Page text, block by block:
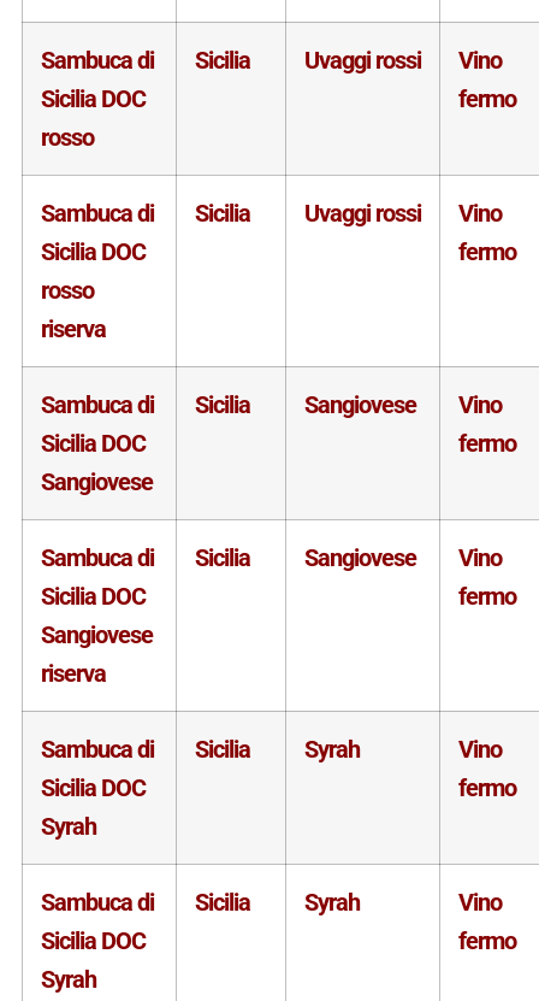
Sambuca di
Sicilia DOC
rosso
Sicilia Uvaggi rossi
Vino
fermo
Sambuca di
Sicilia DOC
rosso
riserva
Sicilia Uvaggi rossi
Vino
fermo
Sambuca di
Sicilia DOC
Sangiovese
Sicilia Sangiovese
Vino
fermo
Sambuca di
Sicilia DOC
Sangiovese
riserva
Sicilia Sangiovese
Vino
fermo
Sambuca di
Sicilia DOC
Syrah
Sicilia Syrah
Vino
fermo
Sambuca di
Sicilia DOC
Syrah
Sicilia Syrah
Vino
fermo